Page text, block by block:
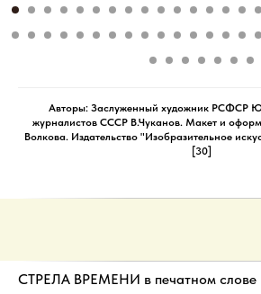
Авторы: Заслуженный художник РСФСР
журналистов СССР В.Чуканов. Макет и
Волкова. Издательство "Изобразительное
[30]
СТРЕЛА ВРЕМЕНИ в печатном слове